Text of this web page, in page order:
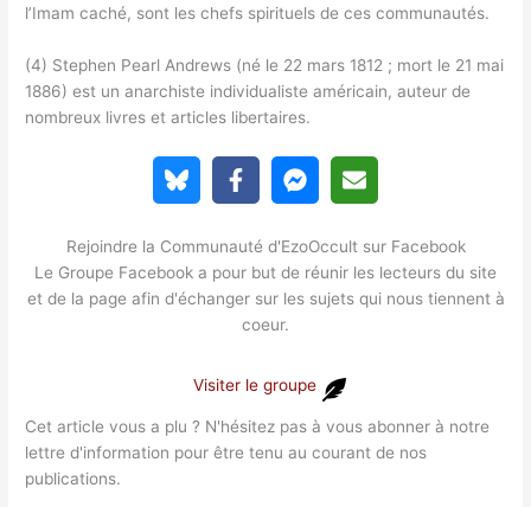
l’Imam caché, sont les chefs spirituels de ces communautés.
(4) Stephen Pearl Andrews (né le 22 mars 1812 ; mort le 21 mai
1886) est un anarchiste individualiste américain, auteur de
nombreux livres et articles libertaires.
Rejoindre la Communauté d'EzoOccult sur Facebook
Le Groupe Facebook a pour but de réunir les lecteurs du site
et de la page afin d'échanger sur les sujets qui nous tiennent à
coeur.
Visiter le groupe
Cet article vous a plu ? N'hésitez pas à vous abonner à notre
lettre d'information pour être tenu au courant de nos
publications.